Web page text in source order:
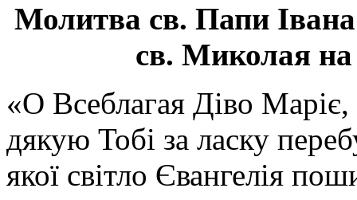
Молитва св. Папи
св. Миколая на
«О Всеблагая Діво
дякую Тобі за ласку
якої світло Євангелія